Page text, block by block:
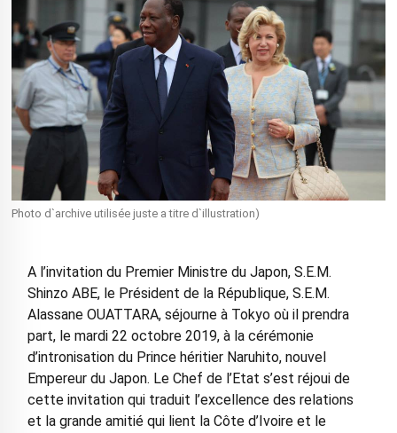
Photo d`archive utilisée juste a titre d`illustration)
A l’invitation du Premier Ministre du Japon, S.E.M.
Shinzo ABE, le Président de la République, S.E.M.
Alassane OUATTARA, séjourne à Tokyo où il prendra
part, le mardi 22 octobre 2019, à la cérémonie
d’intronisation du Prince héritier Naruhito, nouvel
Empereur du Japon. Le Chef de l’Etat s’est réjoui de
cette invitation qui traduit l’excellence des relations
et la grande amitié qui lient la Côte d’Ivoire et le